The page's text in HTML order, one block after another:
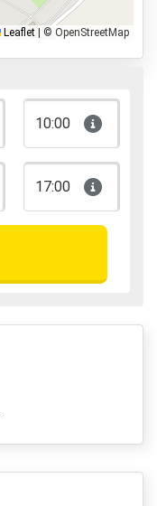
Leaflet © OpenStreetMap
10:00
17:00